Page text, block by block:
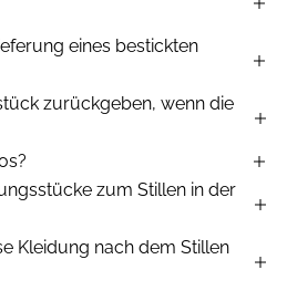
eines bestickten
zurückgeben, wenn die
zum Stillen in der
Kleidung nach dem Stillen